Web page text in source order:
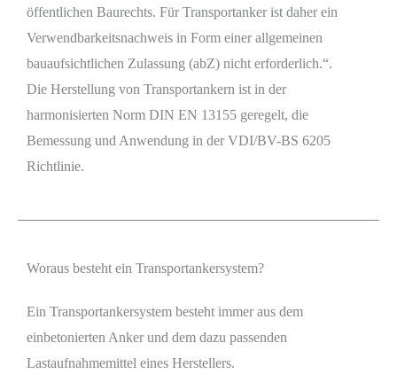
öffentlichen Baurechts. Für Transportanker ist daher ein
Verwendbarkeitsnachweis in Form einer allgemeinen
bauaufsichtlichen Zulassung (abZ) nicht erforderlich.“.
Die Herstellung von Transportankern ist in der
harmonisierten Norm DIN EN 13155 geregelt, die
Bemessung und Anwendung in der VDI/BV-BS 6205
Richtlinie.
Woraus besteht ein Transportankersystem?
Ein Transportankersystem besteht immer aus dem
einbetonierten Anker und dem dazu passenden
Lastaufnahmemittel eines Herstellers.